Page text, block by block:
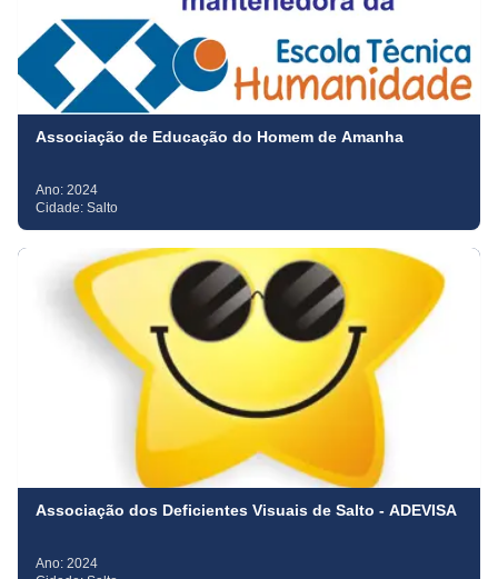
Associação de Educação do Homem de Amanha
Ano: 2024
Cidade: Salto
Associação dos Deficientes Visuais de Salto - ADEVISA
Ano: 2024